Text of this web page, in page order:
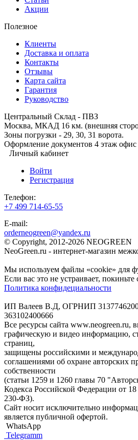
Акции
Полезное
Клиенты
Доставка и оплата
Контакты
Отзывы
Карта сайта
Гарантия
Руководство
Центральный Склад - ПВЗ
Москва, МКАД 16 км. (внешняя
Зоны погрузки - 29, 30, 31 ворота.
Оформление документов 4 этаж
Личный кабинет
Войти
Регистрация
Телефон:
+7 499 714-65-55
E-mail:
orderneogreen@yandex.ru
© Copyright, 2012-2026 NEOGREEN
NeoGreen.ru - интернет-магазин
Мы используем файлы «cookie» для
Если вас это не устраивает, покиньте
Политика конфидециальности
ИП Валеев В.Д, ОГРНИП
363102400666
Все ресурсы сайта www.neogreen.ru,
графическую и видео информацию,
страниц,
защищены российскими и
соглашениями об охране авторских
собственности
(статьи 1259 и 1260 главы 70
Кодекса Российской Федерации от 18
230-ФЗ).
Сайт носит исключительно
является публичной офертой.
WhatsApp
Telegramm